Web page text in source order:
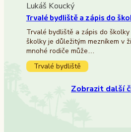
Lukáš Koucký
Trvalé bydliště a zápis do
Trvalé bydliště a zápis do
školky je důležitým mezníkem v
mnohé rodiče může…
Trvalé bydliště
Zobrazit další